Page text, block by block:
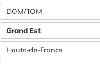
DOM/TOM
Grand Est
Hauts-de-France